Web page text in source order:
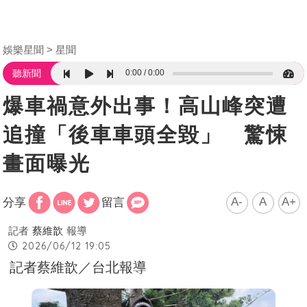
娛樂星聞 星聞
聽新聞 0:00 0:00
爆車禍意外出事！高山峰突遭
追撞「後車車頭全毀」 驚悚
畫面曝光
分享 留言 A- A A+
記者 蔡維歆 報導
2026/06/12 19:05
記者蔡維歆／台北報導